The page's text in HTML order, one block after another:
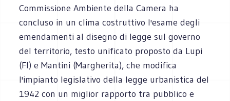
Commissione Ambiente della Camera ha
concluso in un clima costruttivo l'esame degli
emendamenti al disegno di legge sul governo
del territorio, testo unificato proposto da Lupi
(FI) e Mantini (Margherita), che modifica
l'impianto legislativo della legge urbanistica del
1942 con un miglior rapporto tra pubblico e